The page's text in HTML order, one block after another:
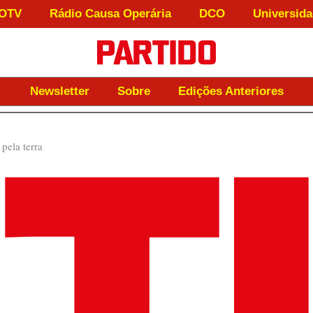
Rádio Causa Operária DCO
Newsletter Sobre Edições Anteriores
terra